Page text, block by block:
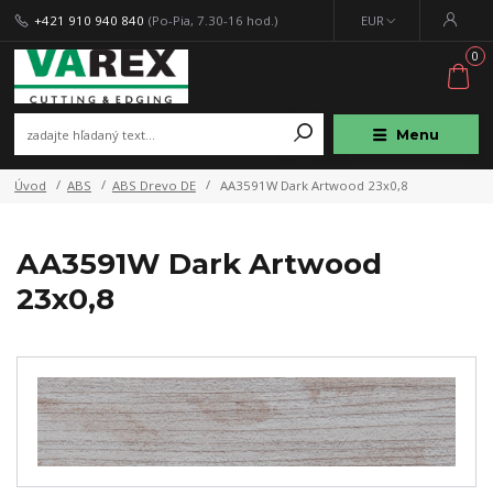
Menu
EUR
+421 910 940 840 (Po-Pia, 7.30-16 hod.)
0
Úvod ABS ABS Drevo DE AA3591W Dark Artwood 23x0,8
AA3591W Dark Artwood
23x0,8